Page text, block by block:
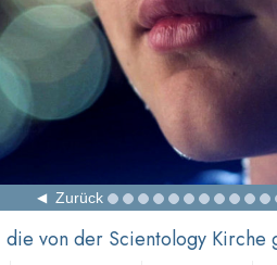
Zurück
die von der Scientology Kirche